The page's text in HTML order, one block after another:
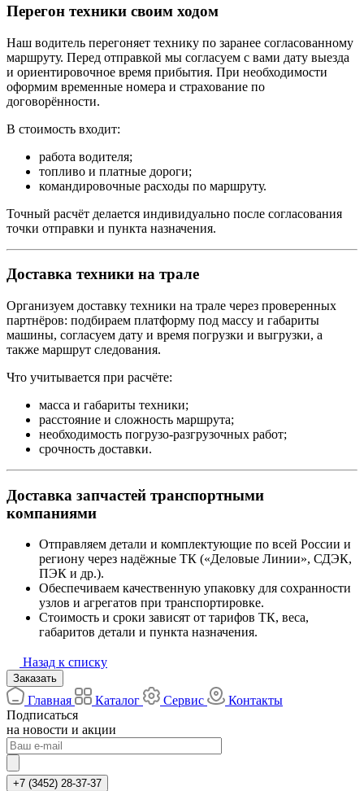
Перегон техники своим ходом
Наш водитель перегоняет технику по заранее согласованному
маршруту. Перед отправкой мы согласуем с вами дату выезда
и ориентировочное время прибытия. При необходимости
оформим временные номера и страхование по
договорённости.
В стоимость входит:
работа водителя;
топливо и платные дороги;
командировочные расходы по маршруту.
Точный расчёт делается индивидуально после согласования
точки отправки и пункта назначения.
Доставка техники на трале
Организуем доставку техники на трале через проверенных
партнёров: подбираем платформу под массу и габариты
машины, согласуем дату и время погрузки и выгрузки, а
также маршрут следования.
Что учитывается при расчёте:
масса и габариты техники;
расстояние и сложность маршрута;
необходимость погрузо-разгрузочных работ;
срочность доставки.
Доставка запчастей транспортными
компаниями
Отправляем детали и комплектующие по всей России и
региону через надёжные ТК («Деловые Линии», СДЭК,
ПЭК и др.).
Обеспечиваем качественную упаковку для сохранности
узлов и агрегатов при транспортировке.
Стоимость и сроки зависят от тарифов ТК, веса,
габаритов детали и пункта назначения.
Назад к списку
Заказать
Главная Каталог Сервис
Контакты
Подписаться
на новости и акции
+7 (3452) 28-37-37